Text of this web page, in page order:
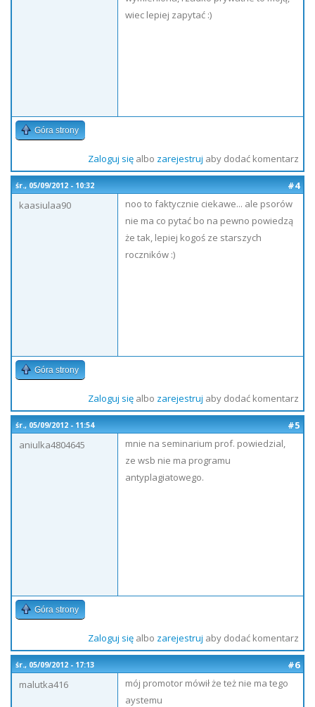
wiec lepiej zapytać :)
Góra strony
Zaloguj sięalbo zarejestruj aby dodać komentarz
śr., 05/09/2012 - 10:32
#4
kaasiulaa90
noo to faktycznie ciekawe... ale psorów
nie ma co pytać bo na pewno powiedzą
że tak, lepiej kogoś ze starszych
roczników :)
Góra strony
Zaloguj sięalbo zarejestruj aby dodać komentarz
śr., 05/09/2012 - 11:54
#5
aniulka4804645
mnie na seminarium prof. powiedzial,
ze wsb nie ma programu
antyplagiatowego.
Góra strony
Zaloguj sięalbo zarejestruj aby dodać komentarz
śr., 05/09/2012 - 17:13
#6
malutka416
mój promotor mówił że też nie ma tego
aystemu